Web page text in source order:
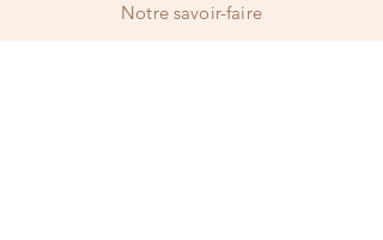
Notre savoir-faire